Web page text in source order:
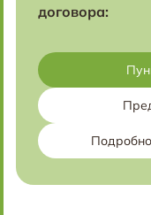
договора: